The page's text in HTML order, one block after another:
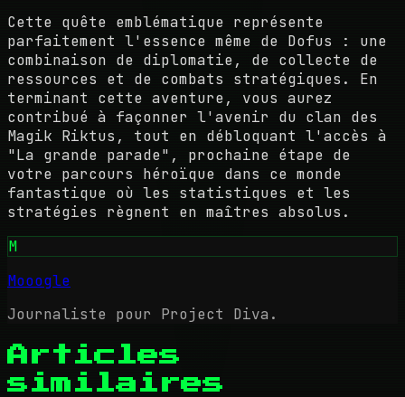
Cette quête emblématique représente
parfaitement l'essence même de Dofus : une
combinaison de diplomatie, de collecte de
ressources et de combats stratégiques. En
terminant cette aventure, vous aurez
contribué à façonner l'avenir du clan des
Magik Riktus, tout en débloquant l'accès à
"La grande parade", prochaine étape de
votre parcours héroïque dans ce monde
fantastique où les statistiques et les
stratégies règnent en maîtres absolus.
M
Mooogle
Journaliste pour Project Diva.
Articles
similaires